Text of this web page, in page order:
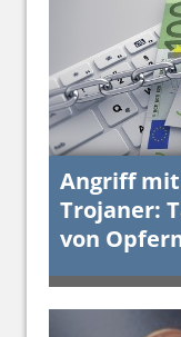
Angriff mit
Trojaner:
von